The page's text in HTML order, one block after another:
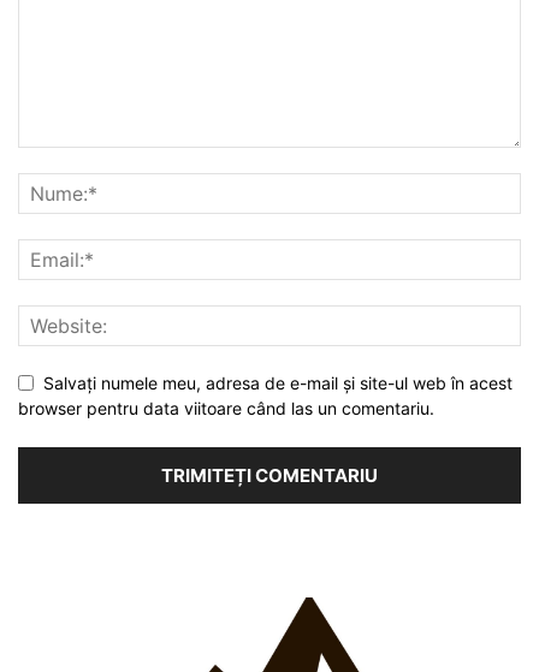
Salvați numele meu, adresa de e-mail și site-ul web în acest
browser pentru data viitoare când las un comentariu.